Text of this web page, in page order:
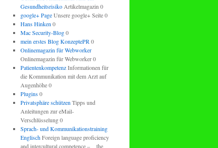
GesundheitsrisikoArtikelmagazin 0
google+ PageUnsere google+ Seite 0
Hans Hinken 0
Mac Security-Blog0
mein erstes Blog KonzeptePR 0
Onlinemagazin für Webworker
Onlinemagazin für Webworker 0
PatientenkompetenzInformationen für
die Kommunikation mit dem Arzt auf
Augenhöhe 0
Plugins0
Privatsphäre schützen Tipps und
Anleitungen zur eMail-
Verschlüsselung 0
Sprach- und Kommunikationstraining
EnglischForeign language proficiency
and intercultural competence – the